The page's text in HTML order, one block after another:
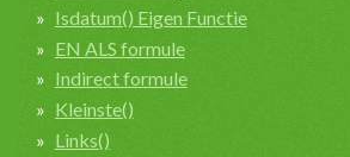
Isdatum() Eigen Functie
EN ALS formule
Indirect formule
Kleinste()
Links()